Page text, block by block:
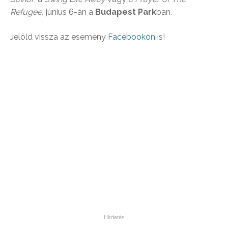
Refugee, június 6-án a Budapest Parkban.
Jelöld vissza az esemény Facebookon is!